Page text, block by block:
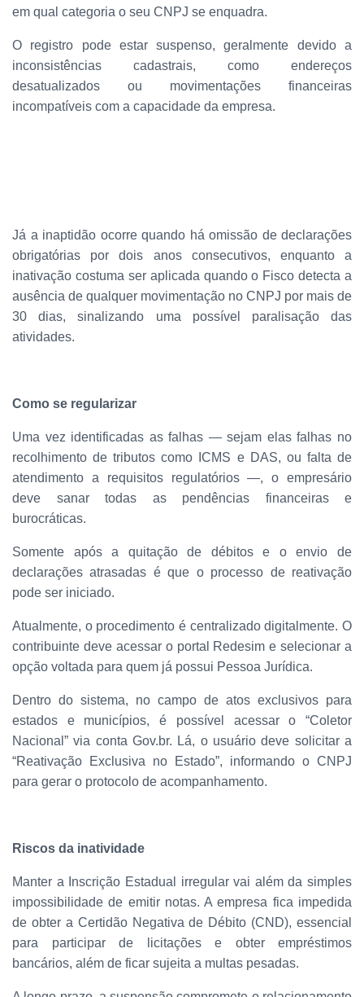
em qual categoria o seu CNPJ se enquadra.
O registro pode estar suspenso, geralmente devido a
inconsistências cadastrais, como endereços
desatualizados ou movimentações financeiras
incompatíveis com a capacidade da empresa.
Já a inaptidão ocorre quando há omissão de declarações
obrigatórias por dois anos consecutivos, enquanto a
inativação costuma ser aplicada quando o Fisco detecta a
ausência de qualquer movimentação no CNPJ por mais de
30 dias, sinalizando uma possível paralisação das
atividades.
Como se regularizar
Uma vez identificadas as falhas — sejam elas falhas no
recolhimento de tributos como ICMS e DAS, ou falta de
atendimento a requisitos regulatórios —, o empresário
deve sanar todas as pendências financeiras e
burocráticas.
Somente após a quitação de débitos e o envio de
declarações atrasadas é que o processo de reativação
pode ser iniciado.
Atualmente, o procedimento é centralizado digitalmente. O
contribuinte deve acessar o portal Redesim e selecionar a
opção voltada para quem já possui Pessoa Jurídica.
Dentro do sistema, no campo de atos exclusivos para
estados e municípios, é possível acessar o “Coletor
Nacional” via conta Gov.br. Lá, o usuário deve solicitar a
“Reativação Exclusiva no Estado”, informando o CNPJ
para gerar o protocolo de acompanhamento.
Riscos da inatividade
Manter a Inscrição Estadual irregular vai além da simples
impossibilidade de emitir notas. A empresa fica impedida
de obter a Certidão Negativa de Débito (CND), essencial
para participar de licitações e obter empréstimos
bancários, além de ficar sujeita a multas pesadas.